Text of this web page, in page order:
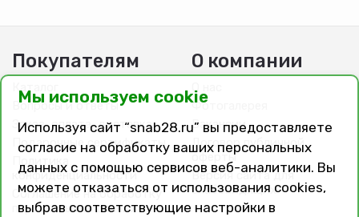
Покупателям
Каталог
Вопросы и ответы
Заказ, оплата, доставка
Подарочные сертификаты
конфиденциальности
Соглашение на обработку
персональных данных
О компании
О нас
Фотогалерея
Вакансии
Договор публичной
оферты
Версия сайта для
слабовидящих
Мы используем cookie
Используя сайт “snab28.ru” вы предоставляете
согласие на обработку ваших персональных
данных с помощью сервисов веб-аналитики. Вы
можете отказаться от использования cookies,
выбрав соответствующие настройки в